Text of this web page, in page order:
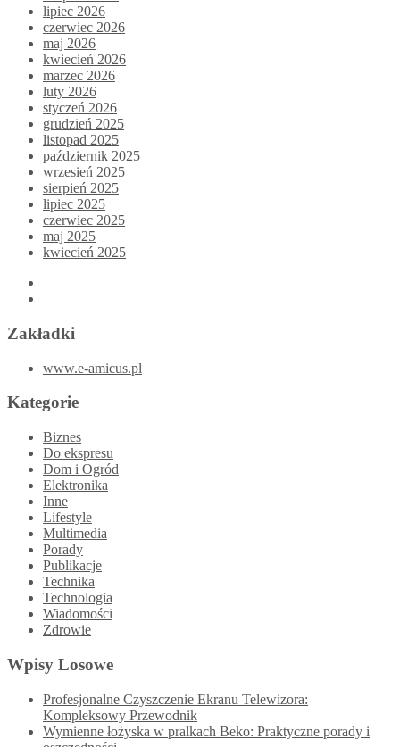
lipiec 2026
czerwiec 2026
maj 2026
kwiecień 2026
marzec 2026
luty 2026
styczeń 2026
grudzień 2025
listopad 2025
październik 2025
wrzesień 2025
sierpień 2025
lipiec 2025
czerwiec 2025
maj 2025
kwiecień 2025
Zakładki
www.e-amicus.pl
Kategorie
Biznes
Do ekspresu
Dom i Ogród
Elektronika
Inne
Lifestyle
Multimedia
Porady
Publikacje
Technika
Technologia
Wiadomości
Zdrowie
Wpisy Losowe
Profesjonalne Czyszczenie Ekranu Telewizora:
Kompleksowy Przewodnik
Wymienne łożyska w pralkach Beko: Praktyczne porady i